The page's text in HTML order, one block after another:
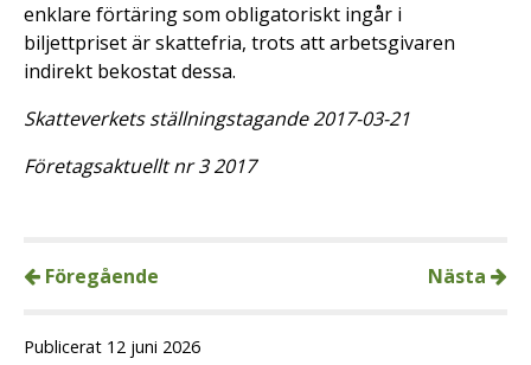
enklare förtäring som obligatoriskt ingår i
biljettpriset är skattefria, trots att arbetsgivaren
indirekt bekostat dessa.
Skatteverkets ställningstagande 2017-03-21
Företagsaktuellt nr 3 2017
Föregående Nästa
Publicerat 12 juni 2026